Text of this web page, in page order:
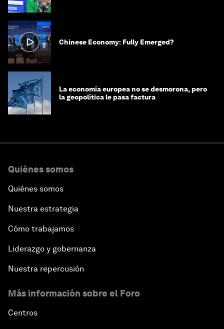
Chinese Economy: Fully Emerged?
La economía europea no se desmorona, pero
la geopolítica le pasa factura
Quiénes somos
Quiénes somos
Nuestra estrategia
Cómo trabajamos
Liderazgo y gobernanza
Nuestra repercusión
Más información sobre el Foro
Centros